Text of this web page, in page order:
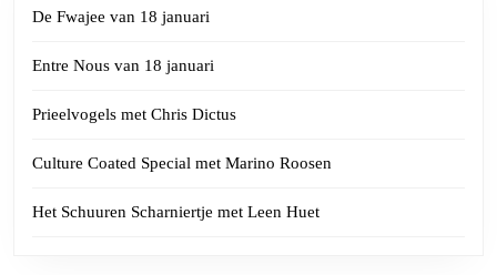
De Fwajee van 18 januari
Entre Nous van 18 januari
Prieelvogels met Chris Dictus
Culture Coated Special met Marino Roosen
Het Schuuren Scharniertje met Leen Huet